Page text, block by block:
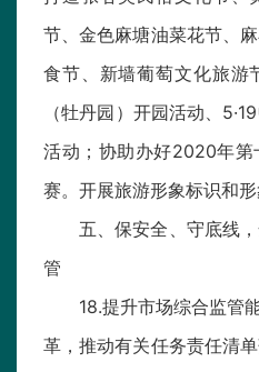
节、金色麻塘油菜花节、
食节、新墙葡萄文化旅游
（牡丹园）开园活动、
活动；协助办好2020年
赛。开展旅游形象标识和形
五、保安全、守底线
管
18.提升市场综合监管
革，推动有关任务责任清